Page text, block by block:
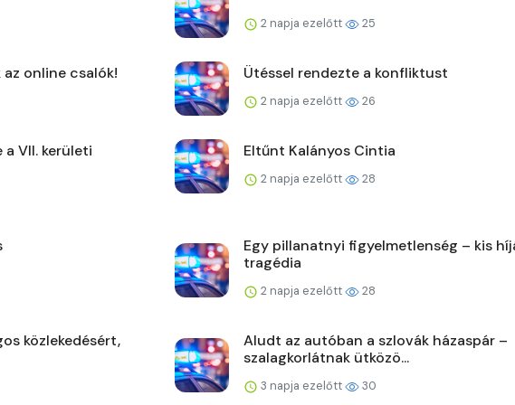
2 napja ezelőtt 25
online csalók! Ütéssel rendezte a konfliktust
2 napja ezelőtt 26
VII. kerületi
Eltűnt Kalányos Cintia
2 napja ezelőtt 28
Egy pillanatnyi figyelmetlenség – kis
tragédia
2 napja ezelőtt 28
közlekedésért,
Aludt az autóban a szlovák házaspár –
szalagkorlátnak ütközö...
3 napja ezelőtt 30